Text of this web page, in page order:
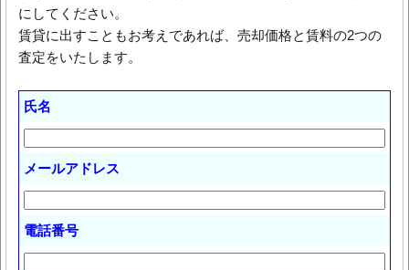
にしてください。
賃貸に出すこともお考えであれば、売却価格と賃料の2つの
査定をいたします。
氏名
メールアドレス
電話番号